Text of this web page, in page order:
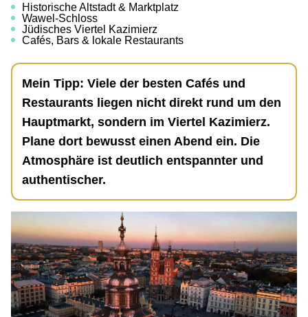
Historische Altstadt & Marktplatz
Wawel-Schloss
Jüdisches Viertel Kazimierz
Cafés, Bars & lokale Restaurants
Mein Tipp: Viele der besten Cafés und
Restaurants liegen nicht direkt rund um den
Hauptmarkt, sondern im Viertel Kazimierz.
Plane dort bewusst einen Abend ein. Die
Atmosphäre ist deutlich entspannter und
authentischer.